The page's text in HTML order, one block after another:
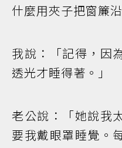
什麼用夾子把窗簾
我說：「記得，因
透光才睡得著。」
老公說：「她說我
要我戴眼罩睡覺。